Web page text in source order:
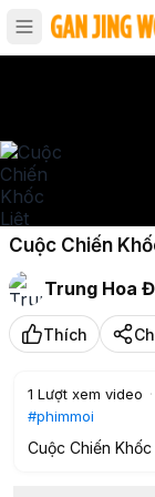
Cuộc Chiến
Hoa Phi Đấu Đá
HAYTrung Hoa
Thích
1 Lượt xem video ·
#phimmoi
Cuộc Chiến